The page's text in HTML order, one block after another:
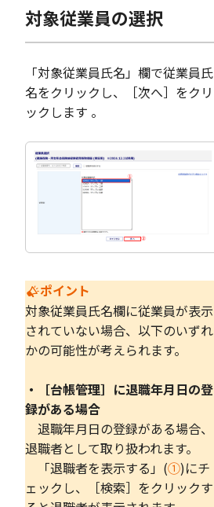
対象従業員の選択
「対象従業員氏名」欄で従業員氏
名をクリックし、［次へ］をクリ
ックします 。
ポイント
対象従業員氏名欄に従業員が表示
されていない場合、以下のいずれ
かの可能性が考えられます。
・［台帳管理］に退職年月日の登
録がある場合
退職年月日の登録がある場合、
退職者として取り扱われます。
「退職者を表示する」(①)にチ
ェックし、［検索］をクリックす